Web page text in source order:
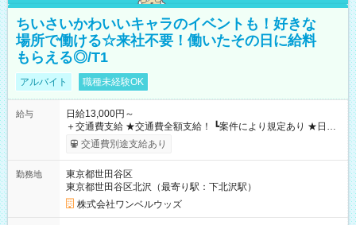
ちいさいかわいいキャラのイベントも！好きな
場所で働ける☆来社不要！働いたその日に給料
もらえる◎/T1
アルバイト 職種未経験OK
給与
日給13,000円～
＋交通費支給 ★交通費全額支給！ ┗案件により規定あり ★日払
いOK！（規定あり） ┗働いたその日に現金GET♪ お仕事後はコ
ンビニATMから 日払い分を引き落とせます！ 【試用期間】試
交通費別途支給あり
勤務地
東京都世田谷区
東京都世田谷区北沢（最寄り駅：下北沢駅）
株式会社ワンベルウッズ